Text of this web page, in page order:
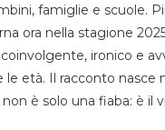
famiglie e scuole.
ora nella stagione
ironico e
età. Il racconto nasce
è solo una fiaba: è il